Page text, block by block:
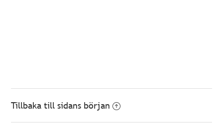
Tillbaka till sidans början